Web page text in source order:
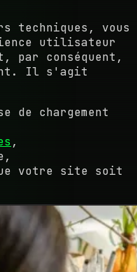
techniques, vous
utilisateur
par conséquent,
Il s'agit
de chargement
,
votre site soit